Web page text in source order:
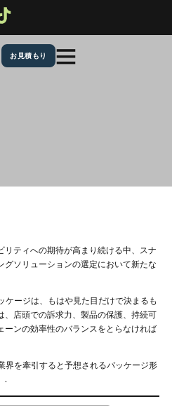
お見積もり
ティへの期待が高まり続ける中、スナ
グソリューションの選定において新たな
ケージは、もはや見た目だけで決まるも
店頭での訴求力、製品の保護、持続可
ンの効率性のバランスをとらなければ
界を牽引すると予想されるパッケージ形
.